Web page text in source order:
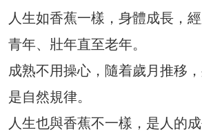
人生如香蕉一樣，身體成長，經
青年、壯年直至老年。
成熟不用操心，隨着歲月推移
是自然規律。
人生也與香蕉不一樣，是人的